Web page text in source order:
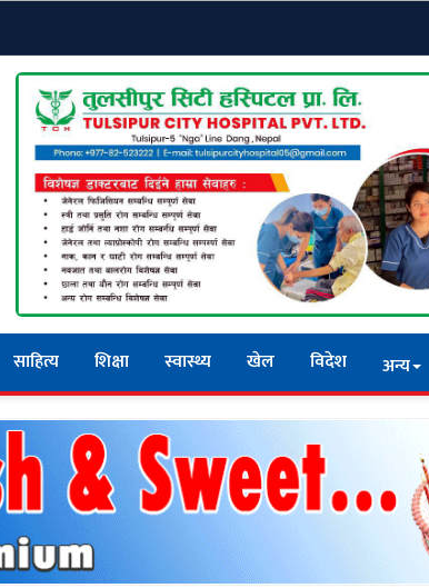
साहित्य शिक्षा स्वास्थ्य खेल विदेश अन्य